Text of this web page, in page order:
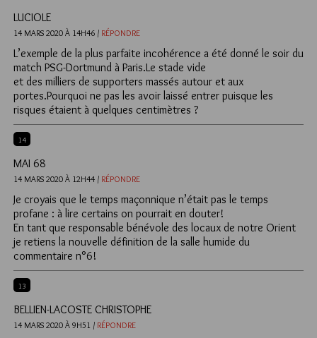
LUCIOLE
14 MARS 2020 À 14H46 / RÉPONDRE
L’exemple de la plus parfaite incohérence a été donné le soir du
match PSG-Dortmund à Paris.Le stade vide
et des milliers de supporters massés autour et aux
portes.Pourquoi ne pas les avoir laissé entrer puisque les
risques étaient à quelques centimètres ?
14
MAI 68
14 MARS 2020 À 12H44 / RÉPONDRE
Je croyais que le temps maçonnique n’était pas le temps
profane : à lire certains on pourrait en douter!
En tant que responsable bénévole des locaux de notre Orient
je retiens la nouvelle définition de la salle humide du
commentaire n°6!
13
BELLIEN-LACOSTE CHRISTOPHE
14 MARS 2020 À 9H51 / RÉPONDRE